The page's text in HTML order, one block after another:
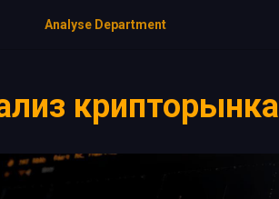
Analyse Department
крипторынка